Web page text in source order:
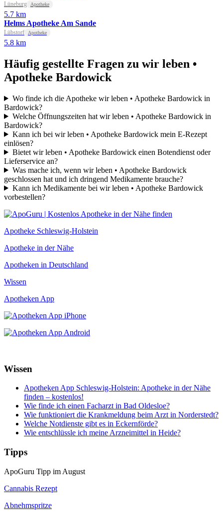
Lüneburg Apotheke
5.7 km
Helms Apotheke Am Sande
Lübstorf Apotheke
5.8 km
Häufig gestellte Fragen zu wir leben •
Apotheke Bardowick
Wo finde ich die Apotheke wir leben • Apotheke Bardowick in
Bardowick?
Welche Öffnungszeiten hat wir leben • Apotheke Bardowick in
Bardowick?
Kann ich bei wir leben • Apotheke Bardowick mein E-Rezept
einlösen?
Bietet wir leben • Apotheke Bardowick einen Botendienst oder
Lieferservice an?
Was mache ich, wenn wir leben • Apotheke Bardowick
geschlossen hat und ich dringend Medikamente brauche?
Kann ich Medikamente bei wir leben • Apotheke Bardowick
vorbestellen?
Apotheke Schleswig-Holstein
Apotheke in der Nähe
Apotheken in Deutschland
Wissen
Apotheken App
Wissen
Apotheken App Schleswig-Holstein: Apotheke in der Nähe
finden – kostenlos!
Wie finde ich einen Facharzt in Bad Oldesloe?
Wie funktioniert die Krankmeldung beim Arzt in Norderstedt?
Welche Notdienste gibt es in Eckernförde?
Wie entschlüssle ich meine Arzneimittel in Heide?
Tipps
ApoGuru Tipp im August
Cannabis Rezept
Abnehmspritze